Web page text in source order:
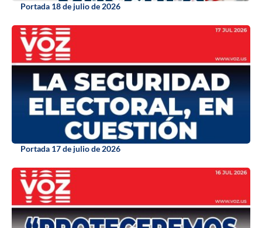
Portada 18 de julio de 2026
Portada 17 de julio de 2026